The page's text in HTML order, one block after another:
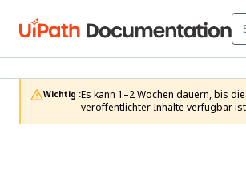
Wichtig :Es kann 1–2 Wochen dauern, bis
veröffentlichter Inhalte verfügbar